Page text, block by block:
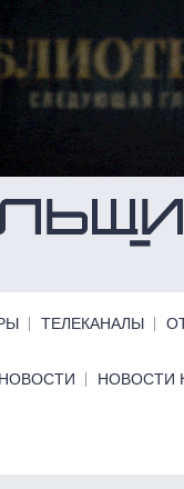
ТЕЛЕКАНАЛЫ
НОВОСТИ НОВОСТИ